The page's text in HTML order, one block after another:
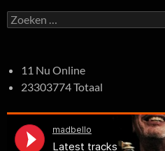
Zoeken
naar:
11 Nu Online
23303774 Totaal